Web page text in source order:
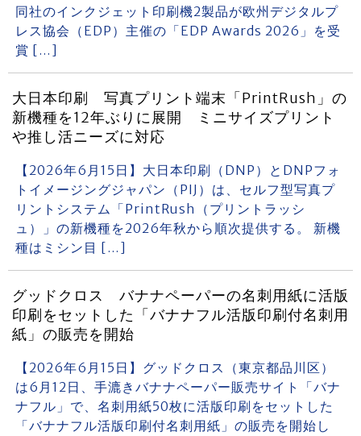
同社のインクジェット印刷機2製品が欧州デジタルプ
レス協会（EDP）主催の「EDP Awards 2026」を受
賞 […]
大日本印刷 写真プリント端末「PrintRush」の
新機種を12年ぶりに展開 ミニサイズプリント
や推し活ニーズに対応
【2026年6月15日】大日本印刷（DNP）とDNPフォ
トイメージングジャパン（PIJ）は、セルフ型写真プ
リントシステム「PrintRush（プリントラッシ
ュ）」の新機種を2026年秋から順次提供する。 新機
種はミシン目 […]
グッドクロス バナナペーパーの名刺用紙に活版
印刷をセットした「バナナフル活版印刷付名刺用
紙」の販売を開始
【2026年6月15日】グッドクロス（東京都品川区）
は6月12日、手漉きバナナペーパー販売サイト「バナ
ナフル」で、名刺用紙50枚に活版印刷をセットした
「バナナフル活版印刷付名刺用紙」の販売を開始し